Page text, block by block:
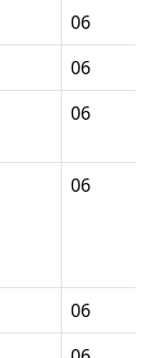
06
06
06
06
06